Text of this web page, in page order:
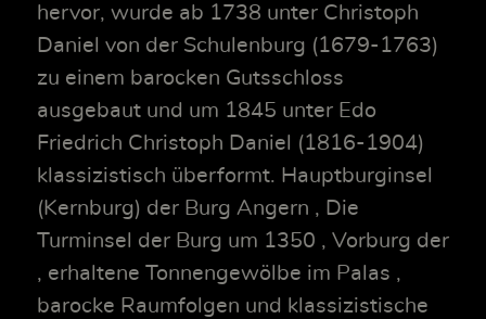
hervor, wurde ab 1738 unter Christoph
Daniel von der Schulenburg (1679-1763)
zu einem barocken Gutsschloss
ausgebaut und um 1845 unter Edo
Friedrich Christoph Daniel (1816-1904)
klassizistisch überformt. Hauptburginsel
(Kernburg) der Burg Angern , Die
Turminsel der Burg um 1350 , Vorburg der
, erhaltene Tonnengewölbe im Palas ,
barocke Raumfolgen und klassizistische